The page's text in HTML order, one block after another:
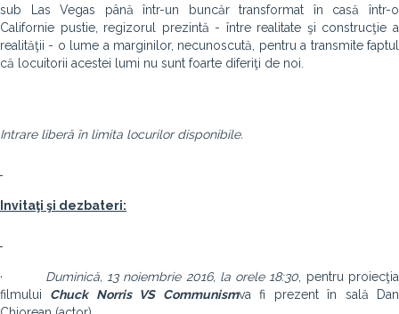
sub Las Vegas până într-un buncăr transformat în casă într-o
Californie pustie, regizorul prezintă - între realitate şi construcţie a
realităţii - o lume a marginilor, necunoscută, pentru a transmite faptul
că locuitorii acestei lumi nu sunt foarte diferiţi de noi.
Intrare liberă în limita locurilor disponibile.
Invitaţi şi dezbateri:
· Duminică, 13 noiembrie 2016, la orele 18:30 , pentru proiecţia
filmului Chuck Norris VS Communismva fi prezent în sală Dan